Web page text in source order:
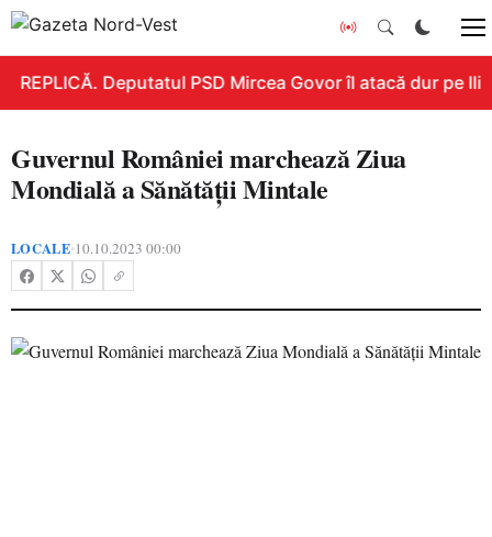
REPLICĂ. Deputatul PSD Mircea Govor îl atacă dur pe
Guvernul României marchează Ziua
Mondială a Sănătății Mintale
LOCALE•10.10.2023 00:00